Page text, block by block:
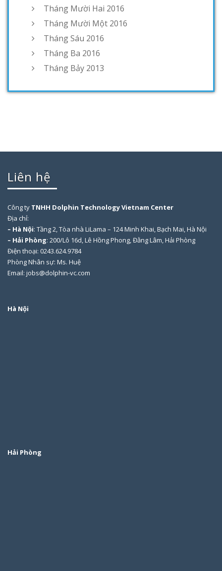
Tháng Mười Hai 2016
Tháng Mười Một 2016
Tháng Sáu 2016
Tháng Ba 2016
Tháng Bảy 2013
Liên hệ
Công ty TNHH Dolphin Technology Vietnam Center
Địa chỉ:
– Hà Nội: Tầng 2, Tòa nhà LiLama – 124 Minh Khai, Bạch Mai, Hà Nội
– Hải Phòng: 200/Lô 16d, Lê Hồng Phong, Đằng Lâm, Hải Phòng
Điện thoại: 0243.624.9784
Phòng Nhân sự: Ms. Huệ
Email: jobs@dolphin-vc.com
Hà Nội
Hải Phòng